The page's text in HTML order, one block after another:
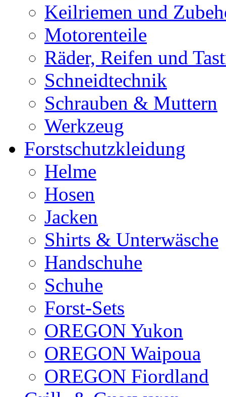
Keilriemen und
Motorenteile
Räder, Reifen und
Schneidtechnik
Schrauben & Muttern
Werkzeug
Forstschutzkleidung
Helme
Hosen
Jacken
Shirts & Unterwäsche
Handschuhe
Schuhe
Forst-Sets
OREGON Yukon
OREGON Waipoua
OREGON Fiordland